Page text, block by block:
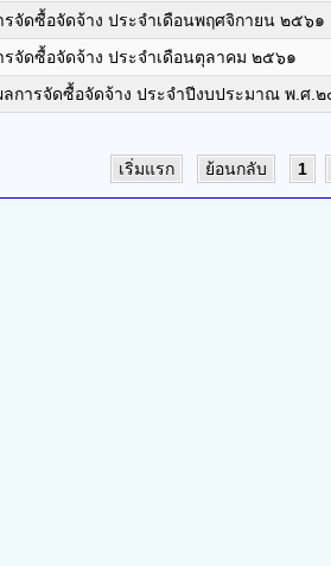
รจัดซื้อจัดจ้าง ประจำเดือนพฤศจิกายน ๒๕๖๑
รจัดซื้อจัดจ้าง ประจำเดือนตุลาคม ๒๕๖๑
ลการจัดซื้อจัดจ้าง ประจำปีงบประมาณ พ.ศ.
เริ่มแรก ย้อนกลับ 1